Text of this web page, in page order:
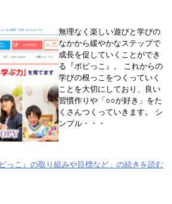
無理なく楽しい遊びと学びの
なかから緩やかなステップで
成長を促していくことができ
る『ポピっこ』。 これからの
学びの根っこをつくっていく
ことを大切にしており、良い
習慣作りや「○○が好き」をた
くさんつくっていきます。 シ
ンプル・・・
っこ』の取り組みや目標など」の続きを読む